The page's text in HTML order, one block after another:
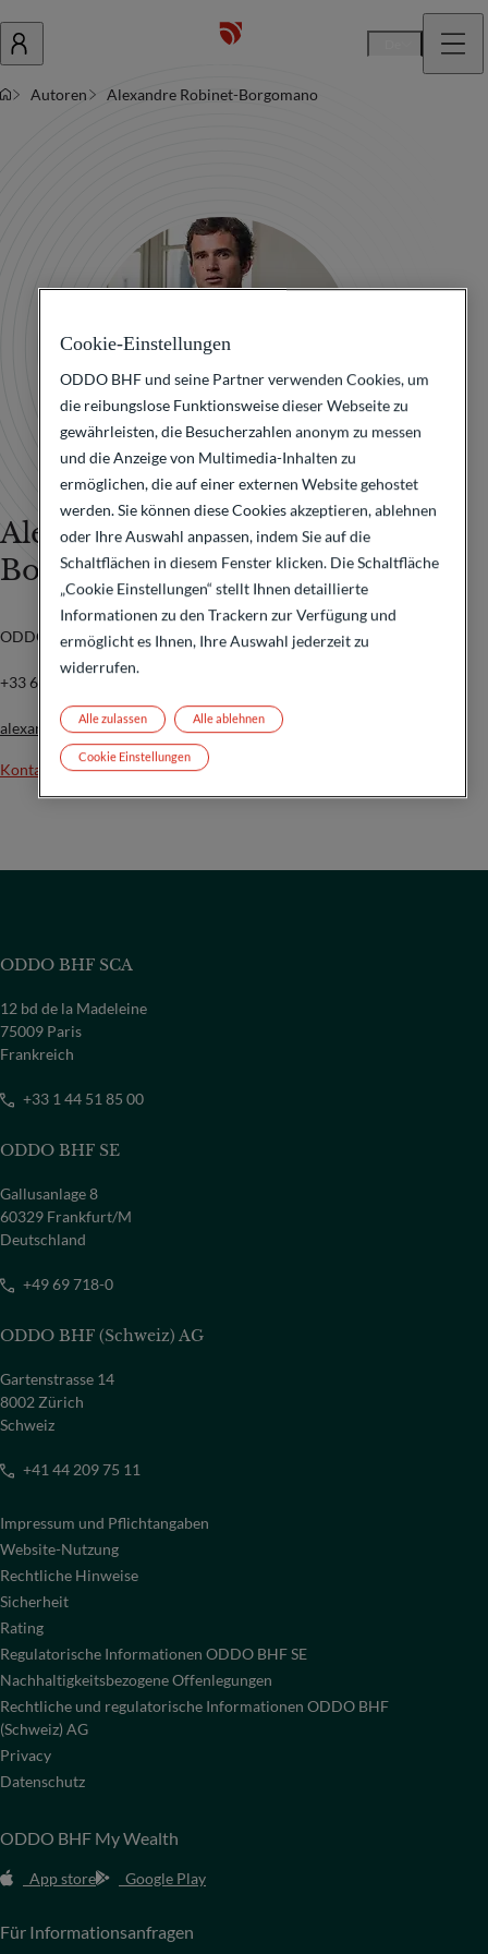
Autoren Alexandre Robinet-Borgomano
Alexandre Robinet-
Borgomano
ODDO BHF Group Communication
+33 6 11 50 17 91
alexandre.robinet-borgomano@oddo-bhf.com
Kontakt
ODDO BHF SCA
12 bd de la Madeleine
75009 Paris
Frankreich
+33 1 44 51 85 00
ODDO BHF SE
Gallusanlage 8
60329 Frankfurt/M
Deutschland
+49 69 718-0
ODDO BHF (Schweiz) AG
Gartenstrasse 14
8002 Zürich
Schweiz
+41 44 209 75 11
Impressum und Pflichtangaben
Website-Nutzung
Rechtliche Hinweise
Sicherheit
Rating
Regulatorische Informationen ODDO BHF SE
Nachhaltigkeitsbezogene Offenlegungen
Rechtliche und regulatorische Informationen ODDO BHF
(Schweiz) AG
Privacy
Datenschutz
ODDO BHF My Wealth
App store Google Play
Für Informationsanfragen
Cookie-Einstellungen
ODDO BHF und seine Partner verwenden Cookies, um
die reibungslose Funktionsweise dieser Webseite zu
gewährleisten, die Besucherzahlen anonym zu messen
und die Anzeige von Multimedia-Inhalten zu
ermöglichen, die auf einer externen Website gehostet
werden. Sie können diese Cookies akzeptieren, ablehnen
oder Ihre Auswahl anpassen, indem Sie auf die
Schaltflächen in diesem Fenster klicken. Die Schaltfläche
„Cookie Einstellungen“ stellt Ihnen detaillierte
Informationen zu den Trackern zur Verfügung und
ermöglicht es Ihnen, Ihre Auswahl jederzeit zu
widerrufen.
Alle ablehnen
Alle zulassen
Cookie Einstellungen